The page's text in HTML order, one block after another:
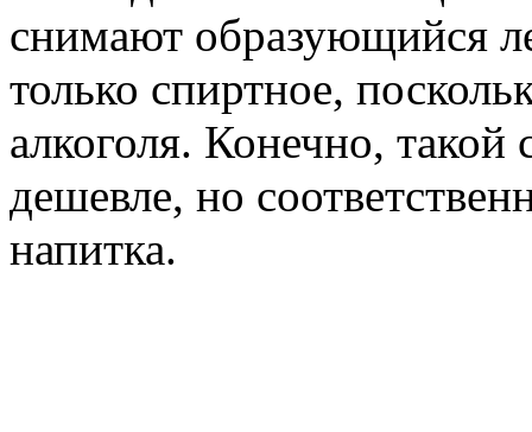
снимают образующийся
только спиртное,
алкоголя. Конечно, такой
дешевле, но
напитка.